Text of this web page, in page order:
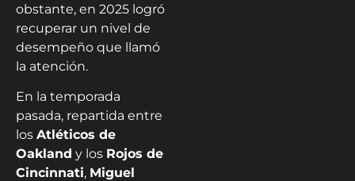
obstante, en 2025 logró
recuperar un nivel de
desempeño que llamó
la atención.
En la temporada
pasada, repartida entre
los Atléticos de
Oakland y los Rojos de
Cincinnati, Miguel